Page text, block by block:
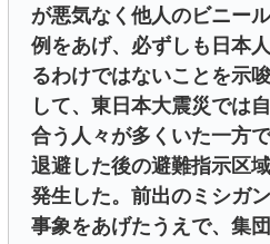
が悪気なく他人のビニー
例をあげ、必ずしも日本
るわけではないことを示
して、東日本大震災では
合う人々が多くいた一方
退避した後の避難指示区
発生した。前出のミシガ
事象をあげたうえで、集